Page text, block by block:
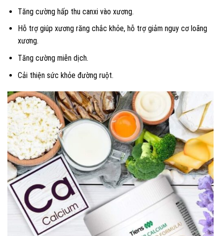
Tăng cường hấp thu canxi vào xương.
Hỗ trợ giúp xương răng chắc khỏe, hỗ trợ giảm nguy cơ loãng
xương.
Tăng cường miễn dịch.
Cải thiện sức khỏe đường ruột.